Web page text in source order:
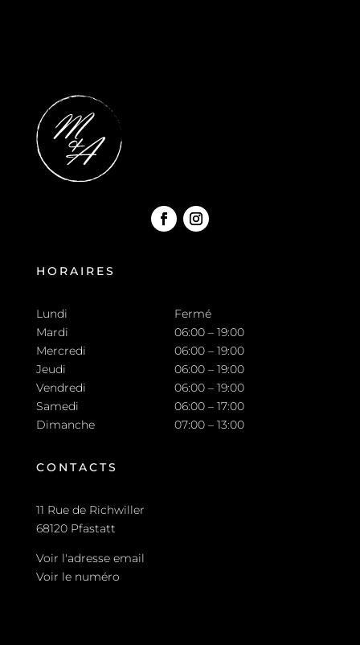
HORAIRES
Lundi
Mardi
Mercredi
Jeudi
Vendredi
Samedi
Dimanche
Fermé
06:00 – 19:00
06:00 – 19:00
06:00 – 19:00
06:00 – 19:00
06:00 – 17:00
07:00 – 13:00
CONTACTS
11 Rue de Richwiller
68120 Pfastatt
Voir l'adresse email
Voir le numéro